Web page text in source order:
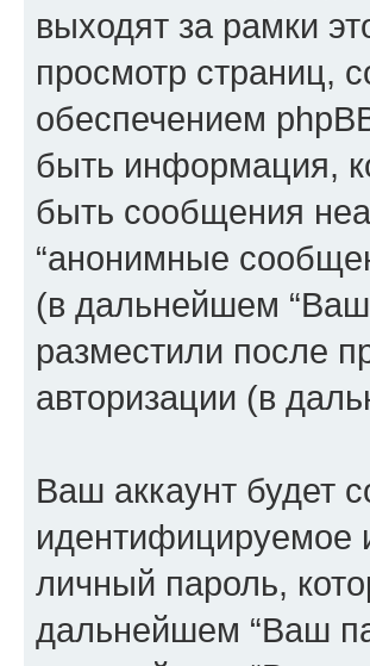
выходят за рамки
просмотр страниц,
обеспечением
быть информация,
быть сообщения
“анонимные
(в дальнейшем
разместили после
авторизации (в
Ваш аккаунт будет
идентифицируемое
личный пароль,
дальнейшем “Ваш